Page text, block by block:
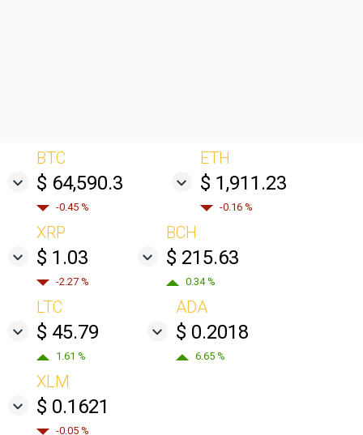
BTC
$ 64,590.3
-0.45 %
ETH
$ 1,911.23
-0.16 %
XRP
$ 1.03
-2.27 %
BCH
$ 215.63
0.34 %
LTC
$ 45.79
1.61 %
ADA
$ 0.2018
6.65 %
XLM
$ 0.1621
-0.05 %